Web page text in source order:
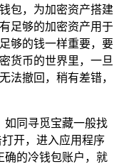
包，为加密资产搭建
足够的加密资产用于
够的钱一样重要，要
货币的世界里，一旦
法撤回，稍有差错，
如同寻觅宝藏一般找
打开，进入应用程序
确的冷钱包账户，就